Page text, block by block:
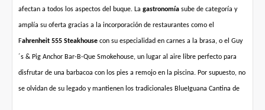
afectan a todos los aspectos del buque. La gastronomía sube de categoría y
amplía su oferta gracias a la incorporación de restaurantes como el
Fahrenheit 555 Steakhouse con su especialidad en carnes a la brasa, o el Guy
´s & Pig Anchor Bar-B-Que Smokehouse, un lugar al aire libre perfecto para
disfrutar de una barbacoa con los pies a remojo en la piscina. Por supuesto, no
se olvidan de su legado y mantienen los tradicionales BlueIguana Cantina de